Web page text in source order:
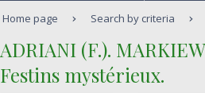
Home page Search by criteria
‎ADRIANI (F.).
‎Festins mystérieux. ‎